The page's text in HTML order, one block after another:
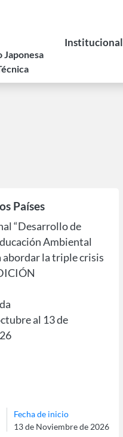
Japonesa
Institucional
Historia
Países
“Desarrollo de
Ambiental
la triple crisis
al 13 de
Fecha de inicio
13 de Noviembre de 2026